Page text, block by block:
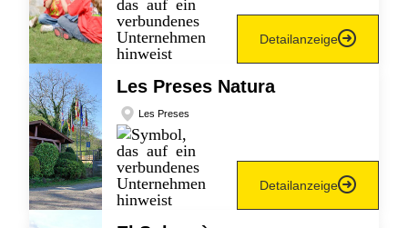
Detailanzeige
Les Preses Natura
Les Preses
Detailanzeige